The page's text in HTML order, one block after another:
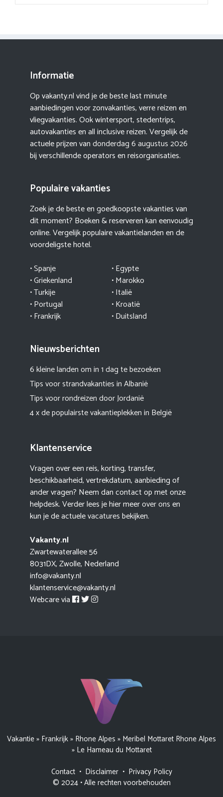
Informatie
Op vakanty.nl vind je de beste last minute
aanbiedingen voor zonvakanties, verre reizen en
vliegvakanties. Ook wintersport, stedentrips,
autovakanties en all inclusive reizen. Vergelijk de
actuele prijzen vandonderdag 6 augustus 2026
bij verschillende operators en reisorganisaties.
Populaire vakanties
Zoek je de beste en goedkoopste vakanties van
dit moment? Boeken & reserveren kan eenvoudig
online. Vergelijk populaire vakantielanden en de
voordeligste hotel.
• Spanje
• Griekenland
• Turkije
•Portugal
• Frankrijk
• Egypte
•Marokko
• Italië
•Kroatië
• Duitsland
Nieuwsberichten
6 kleine landen om in 1 dag te bezoeken
Tips voor strandvakanties in Albanië
Tips voor rondreizen door Jordanië
4 x de populairste vakantieplekken in België
Klantenservice
Vragen over een reis, korting, transfer,
beschikbaarheid, vertrekdatum, aanbieding of
ander vragen? Neem dan contact op met onze
helpdesk. Verder lees je hier meerover onsen
kun je de actuelevacaturesbekijken.
Vakanty.nl
Zwartewaterallee 56
8031DX, Zwolle, Nederland
info@vakanty.nl
klantenservice@vakanty.nl
Webcare via
Vakantie» Frankrijk» Rhone Alpes » Meribel Mottaret Rhone Alpes
» Le Hameau du Mottaret
Contact• Disclaimer• Privacy Policy
© 2024 • Alle rechten voorbehouden